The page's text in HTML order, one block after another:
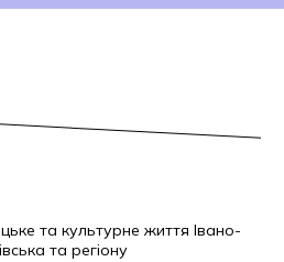
та культурне життя Івано-
та регіону